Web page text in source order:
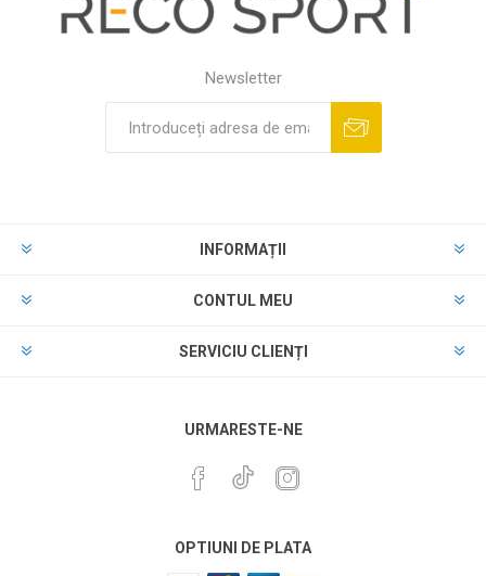
Newsletter
INFORMAȚII
CONTUL MEU
SERVICIU CLIENȚI
URMARESTE-NE
OPTIUNI DE PLATA